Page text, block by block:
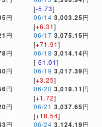
円
円
円
円
円
円
円
[-5.73]
06/14 3,003.25円
[+6.31]
06/17 3,075.15円
[+71.91]
06/18 3,014.14円
[-61.01]
06/19 3,017.39円
[+3.25]
06/20 3,019.11 円
[+1.72]
06/21 3,037.65円
[+18.54]
06/24 3,124.19円